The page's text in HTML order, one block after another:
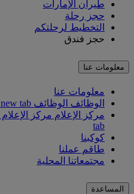
طيران الإمارات
حجز رحلة
التخطيط لرحلتكم
حجز فندق
معلومات عنا
معلومات عنا
الوظائف الوظائف Opens an external link in a new tab
مركز الإعلام
tab
كوكبنا
طاقم عملنا
مجتمعاتنا المحلية
المساعدة